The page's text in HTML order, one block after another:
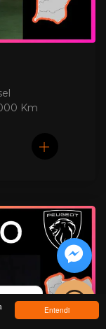
Entendi
Km
Fale